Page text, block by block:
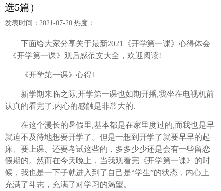
选5篇）
发表时间：2021-07-20 热度：
下面给大家分享关于最新2021《开学第一课》心得体会
_《开学第一课》观后感范文大全，欢迎阅读!
《开学第一课》心得1
新学期来临之际,开学第一课也如期开播,我坐在电视机前
认真的看完了,内心的感触是非常大的.
在这个漫长的暑假里,基本都是在家里度过的,而我也是早
就迫不及待地想要开学了。但是一想到开学了就要早早的起
床、要上课、还要考试这些的，多多少少还是会有一些留恋
假期的。然而在今天晚上，当我观看完《开学第一课》的时
候，我也是一下子就进入到了自己是“学生”的状态，内心上
充满了斗志，充满了对学习的渴望。